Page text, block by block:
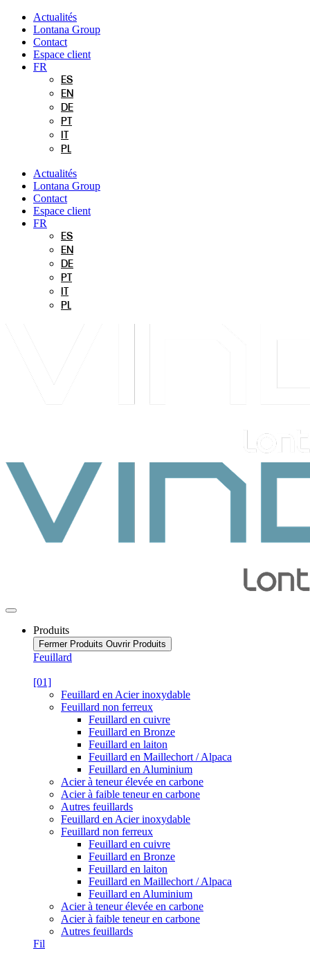
Aller
contenu
Actualités
Lontana Group
Contact
Espace client
FR
ES
EN
DE
PT
PL
Actualités
Lontana Group
Contact
Espace client
FR
ES
EN
DE
PT
PL
Produits
Fermer Produits Ouvrir Produits
Feuillard
[01]
Feuillard en Acier inoxydable
Feuillard non ferreux
Feuillard en cuivre
Feuillard en Bronze
Feuillard en laiton
Feuillard en Maillechort / Alpaca
Feuillard en Aluminium
Acier à teneur élevée en carbone
Acier à faible teneur en carbone
Autres feuillards
Feuillard en Acier inoxydable
Feuillard non ferreux
Feuillard en cuivre
Feuillard en Bronze
Feuillard en laiton
Feuillard en Maillechort / Alpaca
Feuillard en Aluminium
Acier à teneur élevée en carbone
Acier à faible teneur en carbone
Autres feuillards
Fil